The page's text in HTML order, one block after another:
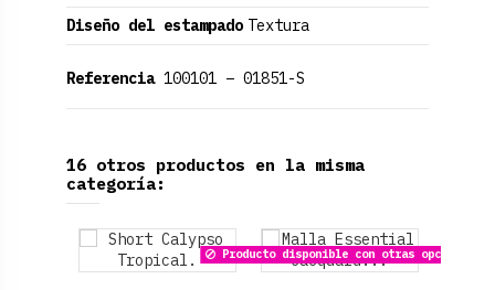
Diseño del estampado Textura
Referencia 100101 – 01851-S
16 otros productos en la misma
categoría: